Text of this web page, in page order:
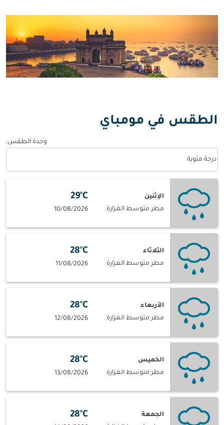
الطقس في مومباي
وحدة الطقس:
درجة مئوية
الإثنين
مطر متوسط الغزارة
29°C
10/08/2026
الثلاثاء
مطر متوسط الغزارة
28°C
11/08/2026
الأربعاء
مطر متوسط الغزارة
28°C
12/08/2026
الخميس
مطر متوسط الغزارة
28°C
13/08/2026
الجمعة
28°C